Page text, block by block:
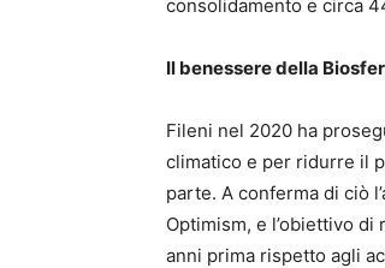
consolidamento e circa
Il benessere della
Fileni nel 2020 ha
climatico e per ridurre il
parte. A conferma di ciò
Optimism, e l’obiettivo
anni prima rispetto agli